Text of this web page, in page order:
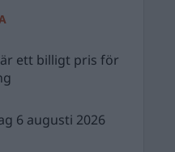
ett billigt pris för
6 augusti 2026